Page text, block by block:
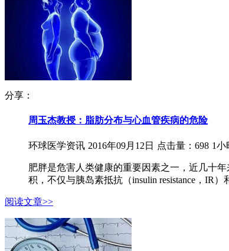
分享：
周玉杰教授：脂肪分布与心血管疾病的危险
环球医学资讯 2016年09月12日 点击量：698 1小
肥胖是危害人类健康的重要因素之一，近几十
积，不仅与胰岛素抵抗（insulin resistance，IR
阅读文章>>